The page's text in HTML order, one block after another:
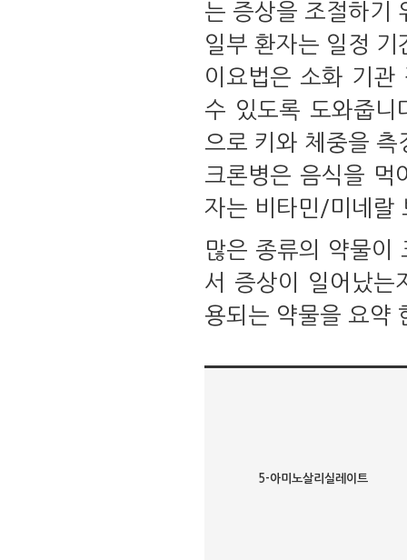
는 증상을 조절하기
일부 환자는 일정
이요법은 소화 기관
수 있도록 도와줍니
으로 키와 체중을 측
크론병은 음식을 먹
자는 비타민/미네랄
많은 종류의 약물이
서 증상이 일어났는
용되는 약물을 요약
5-아미노살리실레이트